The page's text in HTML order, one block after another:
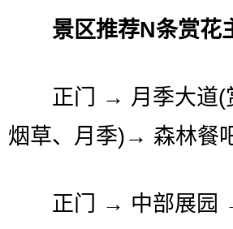
景区推荐N条赏花
正门 → 月季大道(
烟草、月季)→ 森林餐
正门 → 中部展园 →